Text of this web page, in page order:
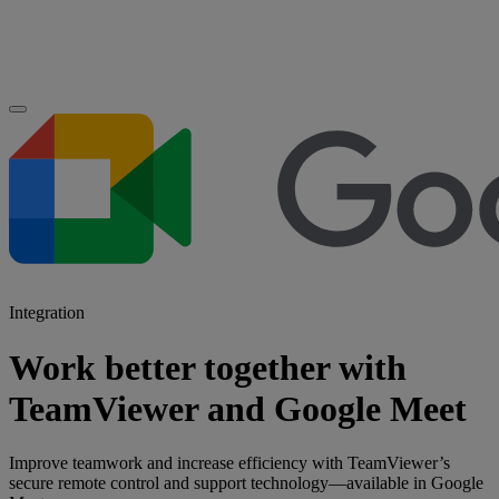
Integration
Work better together with
TeamViewer and Google Meet
Improve teamwork and increase efficiency with TeamViewer’s
secure remote control and support technology—available in Google